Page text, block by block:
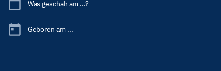
Was geschah am ...?
Geboren am ...